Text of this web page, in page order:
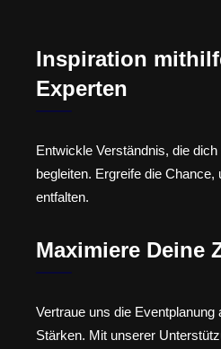
Inspiration
Experten
Entwickle Verständnis, die
begleiten. Ergreife die
entfalten.
Maximiere Deine
Vertraue uns die Eventplanung
Stärken. Mit unserer